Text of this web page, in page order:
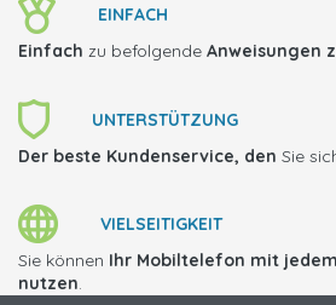
EINFACH
Einfach zu befolgende Anweisungen
UNTERSTÜTZUNG
Der beste Kundenservice, den Sie
VIELSEITIGKEIT
Sie können Ihr Mobiltelefon mit
nutzen.